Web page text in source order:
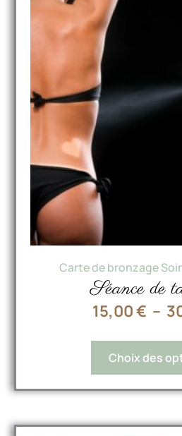
Carte de bronzage
Séance de
15,00€ –
Choix des